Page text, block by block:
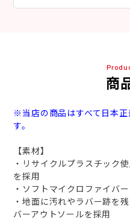
商
※当店の商品はすべて日本
す。
【素材】
・リサイクルプラスチック
を採用
・ソフトマイクロファイバー
・地面に汚れやラバー跡を
バーアウトソールを採用